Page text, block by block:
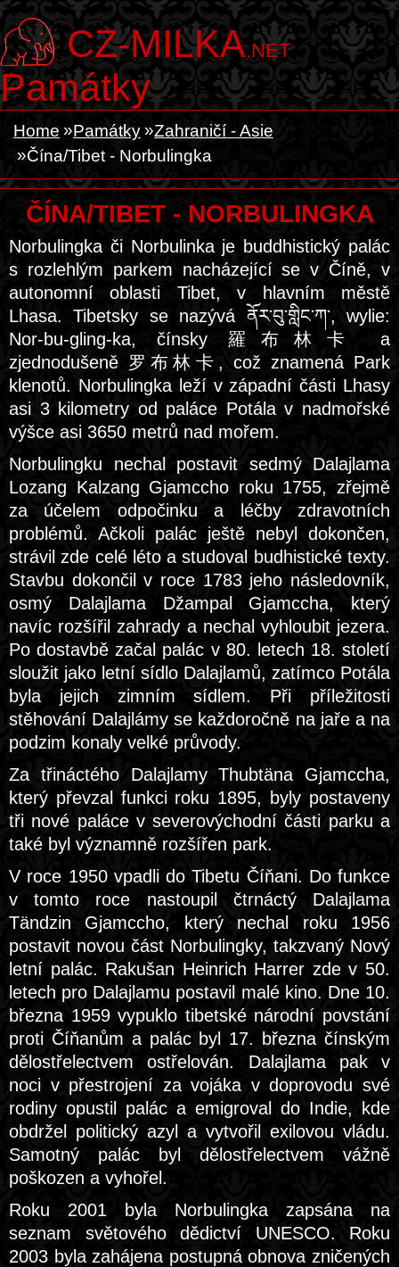
CZ-MILKA.NET
Památky
Home Památky
Zahraničí - Asie
Čína/Tibet - Norbulingka
ČÍNA/TIBET - NORBULINGKA
Norbulingka či Norbulinka je buddhistický palác
s rozlehlým parkem nacházející se v Číně, v
autonomní oblasti Tibet, v hlavním městě
Lhasa. Tibetsky se nazývá ནོར་བུ་གླིང་ཀ་, wylie:
Nor-bu-gling-ka, čínsky 羅布林卡 a
zjednodušeně 罗布林卡, což znamená Park
klenotů. Norbulingka leží v západní části Lhasy
asi 3 kilometry od paláce Potála v nadmořské
výšce asi 3650 metrů nad mořem.
Norbulingku nechal postavit sedmý Dalajlama
Lozang Kalzang Gjamccho roku 1755, zřejmě
za účelem odpočinku a léčby zdravotních
problémů. Ačkoli palác ještě nebyl dokončen,
strávil zde celé léto a studoval budhistické texty.
Stavbu dokončil v roce 1783 jeho následovník,
osmý Dalajlama Džampal Gjamccha, který
navíc rozšířil zahrady a nechal vyhloubit jezera.
Po dostavbě začal palác v 80. letech 18. století
sloužit jako letní sídlo Dalajlamů, zatímco Potála
byla jejich zimním sídlem. Při příležitosti
stěhování Dalajlámy se každoročně na jaře a na
podzim konaly velké průvody.
Za třináctého Dalajlamy Thubtäna Gjamccha,
který převzal funkci roku 1895, byly postaveny
tři nové paláce v severovýchodní části parku a
také byl významně rozšířen park.
V roce 1950 vpadli do Tibetu Číňani. Do funkce
v tomto roce nastoupil čtrnáctý Dalajlama
Tändzin Gjamccho, který nechal roku 1956
postavit novou část Norbulingky, takzvaný Nový
letní palác. Rakušan Heinrich Harrer zde v 50.
letech pro Dalajlamu postavil malé kino. Dne 10.
března 1959 vypuklo tibetské národní povstání
proti Číňanům a palác byl 17. března čínským
dělostřelectvem ostřelován. Dalajlama pak v
noci v přestrojení za vojáka v doprovodu své
rodiny opustil palác a emigroval do Indie, kde
obdržel politický azyl a vytvořil exilovou vládu.
Samotný palác byl dělostřelectvem vážně
poškozen a vyhořel.
Roku 2001 byla Norbulingka zapsána na
seznam světového dědictví UNESCO. Roku
2003 byla zahájena postupná obnova zničených